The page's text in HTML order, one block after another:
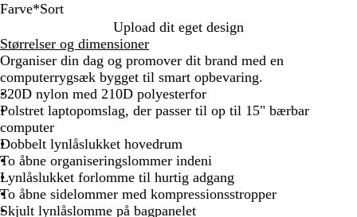
Farve*Sort
o
r
t
u
d
f
a
r
v
e
t
Upload dit eget design
Størrelser og dimensioner
Organiser din dag og promover dit brand med en
computerrygsæk bygget til smart opbevaring.
320D nylon med 210D polyesterfor
Polstret laptopomslag, der passer til op til 15" bærbar
computer
Dobbelt lynlåslukket hovedrum
To åbne organiseringslommer indeni
Lynlåslukket forlomme til hurtig adgang
To åbne sidelommer med kompressionsstropper
Skjult lynlåslomme på bagpanelet